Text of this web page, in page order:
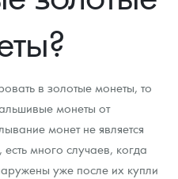
драгметаллов
серебра, платины на
в золотые монеты, то
монеты от
монет не является
много случаев, когда
уже после их купли